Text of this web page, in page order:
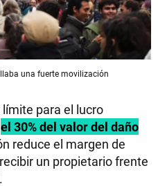
una fuerte movilización
para el lucro
el 30% del valor del daño
reduce el margen de
un propietario frente